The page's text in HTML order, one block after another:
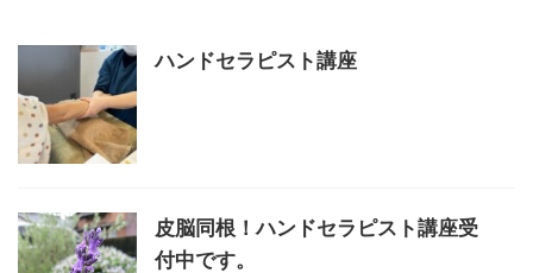
ハンドセラピスト講座
皮脳同根！ハンドセラピスト講座受
付中です。